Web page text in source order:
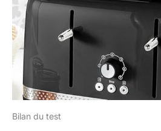
Bilan du test